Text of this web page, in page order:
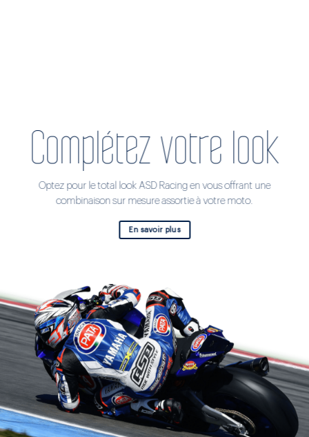
Complétez votre look
Optez pour le total look ASD Racing en vous offrant une
combinaison sur mesure assortie à votre moto.
En savoir plus